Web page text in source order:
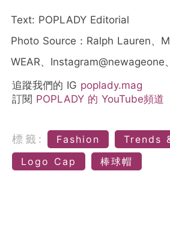
Text: POPLADY Editorial
Photo Source：Ralph Lauren、
WEAR、Instagram@newageone
追蹤我們的 IG poplady.mag
訂閱 POPLADY 的 YouTube頻道
標籤: Fashion
Trends
Logo Cap
棒球帽